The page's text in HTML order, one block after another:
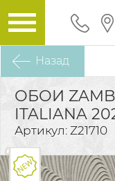
Назад
ОБОИ
ITALIANA
Артикул: Z21710